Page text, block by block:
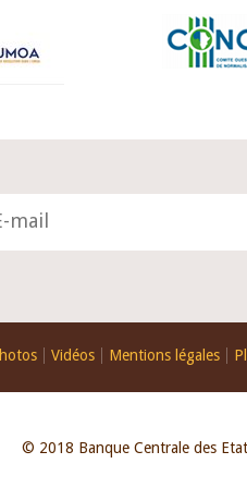
Vidéos Mentions légales
© 2018 Banque Centrale des